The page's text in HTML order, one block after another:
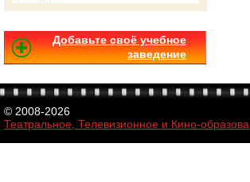
Добавьте своё учебное
заведение
© 2008-2026
Театральное, Телевизионное и Кино-